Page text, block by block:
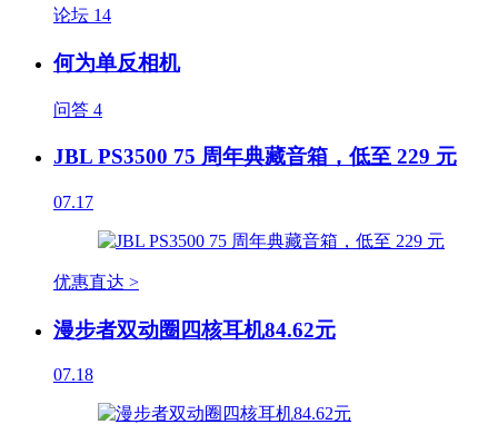
论坛 14
何为单反相机
问答 4
JBL PS3500 75 周年典藏音箱，低至 229 元
07.17
优惠直达 >
漫步者双动圈四核耳机84.62元
07.18